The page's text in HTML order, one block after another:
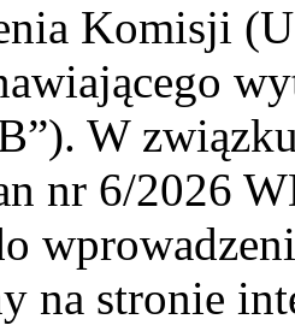
Komisji
W
nr 6/2026
na stronie